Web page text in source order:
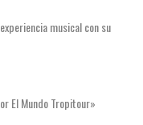
musical con su
El Mundo Tropitour»